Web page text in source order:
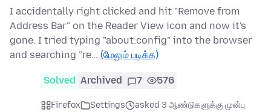
I accidentally right clicked and hit "Remove from
Address Bar" on the Reader View icon and now it's
gone. I tried typing "about:config" into the browser
and searching "re… (மேலும் படிக்க)
Solved Archived 7 576
Firefox Settings
asked 3 ஆண்டுகளுக்கு முன்பு